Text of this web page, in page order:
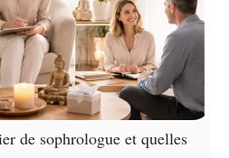
de sophrologue et quelles